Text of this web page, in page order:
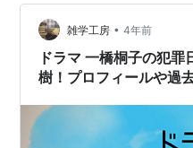
があって笑えない"感じも
様々な人と交流を交わす桐
るお話になっていたと思
ビシッと言える榎本は、
雑学工房 • 4年前
ドラマ 一橋桐子の犯
樹！プロフィールや過